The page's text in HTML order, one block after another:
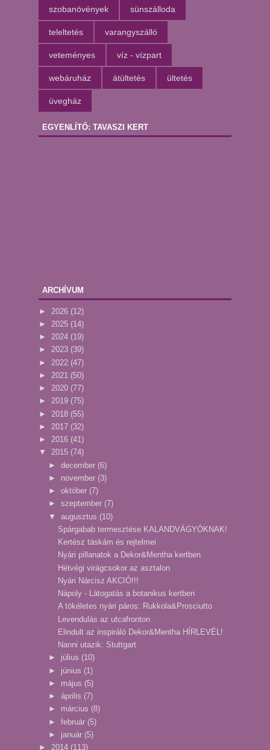
szobanövények sünszálloda
teleltetés varangyszálló
veteményes víz - vízpart
webáruház átültetés ültetés
üvegház
EGYENLÍTŐ: TAVASZI KERT
ARCHÍVUM
► 2026 (12)
► 2025 (14)
► 2024 (19)
► 2023 (39)
► 2022 (47)
► 2021 (50)
► 2020 (77)
► 2019 (75)
► 2018 (55)
► 2017 (32)
► 2016 (41)
▼ 2015 (74)
► december (6)
► november (3)
► október (7)
► szeptember (7)
▼ augusztus (10)
Spárgabab termesztése KALANDVÁGYÓKNAK!
Kertész táskám és rejtelmei
Nyári pillanatok a Dekor&Mentha kertben
Hétvégi virágcsokor az asztalon
Nyári Nárcisz AKCIÓ!!!
Nápoly - Látogatás a botanikus kertben
A tökéletes nyári páros: Rukkola&Prosciutto
Levendulás az utcafronton
Elindult az inspiráló Dekor&Mentha HÍRLEVÉL!
Nanni utazik: Stuttgart
► július (10)
► június (1)
► május (5)
► április (7)
► március (8)
► február (5)
► január (5)
► 2014 (113)